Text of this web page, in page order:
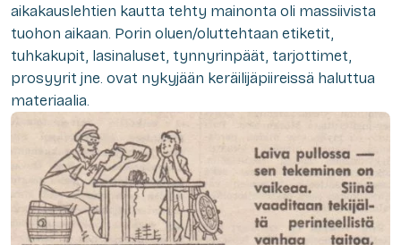
aikakauslehtien kautta tehty mainonta oli massiivista
tuohon aikaan. Porin oluen/oluttehtaan etiketit,
tuhkakupit, lasinaluset, tynnyrinpäät, tarjottimet,
prosyyrit jne. ovat nykyjään keräilijäpiireissä haluttua
materiaalia.